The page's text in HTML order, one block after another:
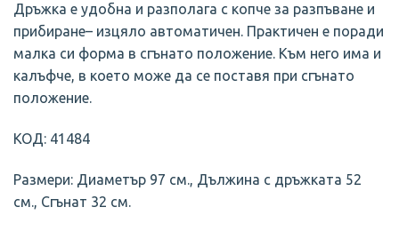
Дръжка е удобна и разполага с копче за разпъване и
прибиране– изцяло автоматичен. Практичен е поради
малка си форма в сгънато положение. Към него има и
калъфче, в което може да се поставя при сгънато
положение.
КОД: 41484
Размери: Диаметър 97 см., Дължина с дръжката 52
см., Сгънат 32 см.